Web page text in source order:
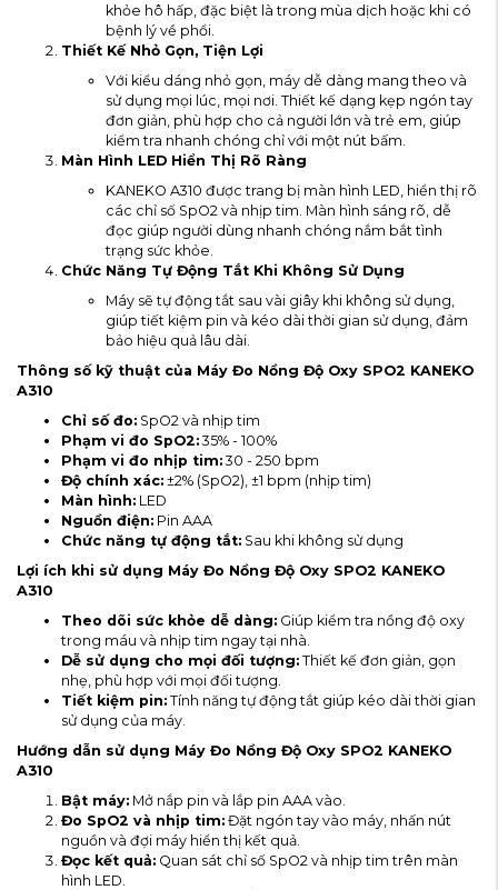
khỏe hô hấp, đặc biệt là trong mùa dịch hoặc khi có
bệnh lý về phổi.
Thiết Kế Nhỏ Gọn, Tiện Lợi
Với kiểu dáng nhỏ gọn, máy dễ dàng mang theo và
sử dụng mọi lúc, mọi nơi. Thiết kế dạng kẹp ngón tay
đơn giản, phù hợp cho cả người lớn và trẻ em, giúp
kiểm tra nhanh chóng chỉ với một nút bấm.
Màn Hình LED Hiển Thị Rõ Ràng
KANEKO A310 được trang bị màn hình LED, hiển thị rõ
các chỉ số SpO2 và nhịp tim. Màn hình sáng rõ, dễ
đọc giúp người dùng nhanh chóng nắm bắt tình
trạng sức khỏe.
Chức Năng Tự Động Tắt Khi Không Sử Dụng
Máy sẽ tự động tắt sau vài giây khi không sử dụng,
giúp tiết kiệm pin và kéo dài thời gian sử dụng, đảm
bảo hiệu quả lâu dài.
Thông số kỹ thuật của Máy Đo Nồng Độ Oxy SPO2 KANEKO
A310
Chỉ số đo: SpO2 và nhịp tim
Phạm vi đo SpO2:35% - 100%
Phạm vi đo nhịp tim:30 - 250 bpm
Độ chính xác: ±2% (SpO2), ±1 bpm (nhịp tim)
Màn hình: LED
Nguồn điện: Pin AAA
Chức năng tự động tắt: Sau khi không sử dụng
Lợi ích khi sử dụng Máy Đo Nồng Độ Oxy SPO2 KANEKO
A310
Theo dõi sức khỏe dễ dàng: Giúp kiểm tra nồng độ oxy
trong máu và nhịp tim ngay tại nhà.
Dễ sử dụng cho mọi đối tượng: Thiết kế đơn giản, gọn
nhẹ, phù hợp với mọi đối tượng.
Tiết kiệm pin: Tính năng tự động tắt giúp kéo dài thời gian
sử dụng của máy.
Hướng dẫn sử dụng Máy Đo Nồng Độ Oxy SPO2 KANEKO
A310
Bật máy: Mở nắp pin và lắp pin AAA vào.
Đo SpO2 và nhịp tim: Đặt ngón tay vào máy, nhấn nút
nguồn và đợi máy hiển thị kết quả.
Đọc kết quả: Quan sát chỉ số SpO2 và nhịp tim trên màn
hình LED.